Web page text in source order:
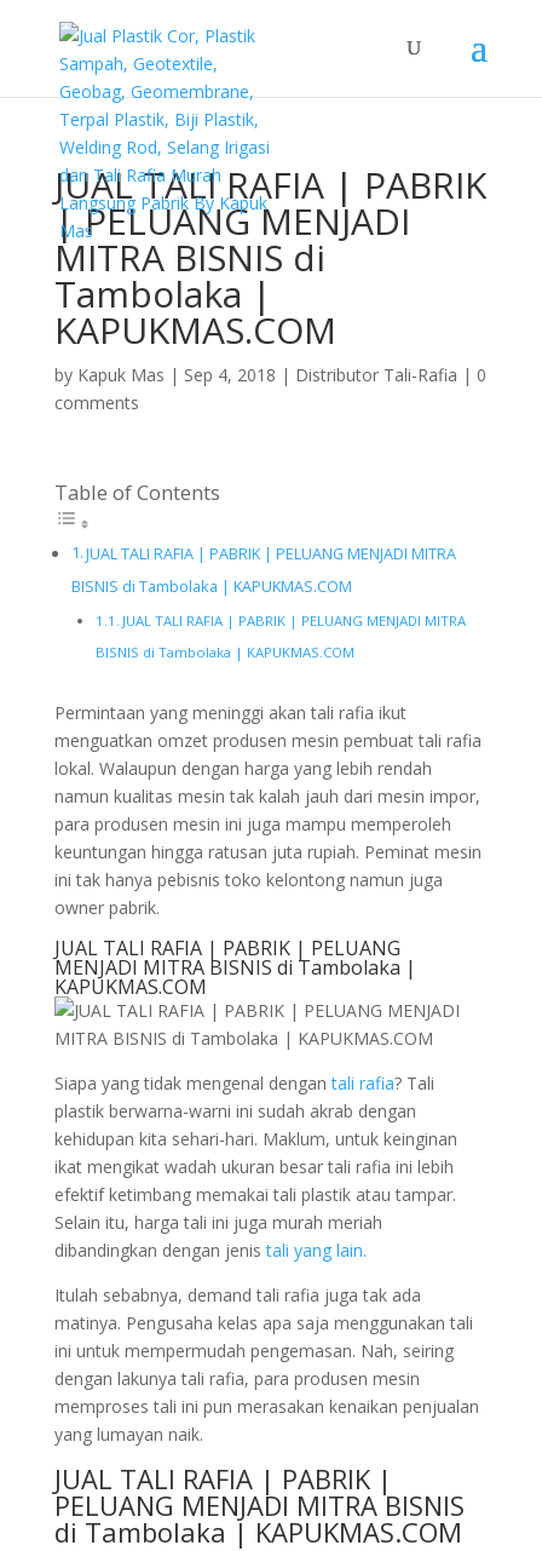
JUAL TALI RAFIA | PABRIK
| PELUANG MENJADI
MITRA BISNIS di
Tambolaka |
KAPUKMAS.COM
by Kapuk Mas | Sep 4, 2018 | Distributor Tali-Rafia | 0
comments
Table of Contents
JUAL TALI RAFIA | PABRIK | PELUANG MENJADI MITRA
BISNIS di Tambolaka | KAPUKMAS.COM
JUAL TALI RAFIA | PABRIK | PELUANG MENJADI MITRA
BISNIS di Tambolaka | KAPUKMAS.COM
Permintaan yang meninggi akan tali rafia ikut
menguatkan omzet produsen mesin pembuat tali rafia
lokal. Walaupun dengan harga yang lebih rendah
namun kualitas mesin tak kalah jauh dari mesin impor,
para produsen mesin ini juga mampu memperoleh
keuntungan hingga ratusan juta rupiah. Peminat mesin
ini tak hanya pebisnis toko kelontong namun juga
owner pabrik.
JUAL TALI RAFIA | PABRIK | PELUANG
MENJADI MITRA BISNIS di Tambolaka |
KAPUKMAS.COM
Siapa yang tidak mengenal dengantali rafia? Tali
plastik berwarna-warni ini sudah akrab dengan
kehidupan kita sehari-hari. Maklum, untuk keinginan
ikat mengikat wadah ukuran besar tali rafia ini lebih
efektif ketimbang memakai tali plastik atau tampar.
Selain itu, harga tali ini juga murah meriah
dibandingkan dengan jenistali yang lain.
Itulah sebabnya, demand tali rafia juga tak ada
matinya. Pengusaha kelas apa saja menggunakan tali
ini untuk mempermudah pengemasan. Nah, seiring
dengan lakunya tali rafia, para produsen mesin
memproses tali ini pun merasakan kenaikan penjualan
yang lumayan naik.
JUAL TALI RAFIA | PABRIK |
PELUANG MENJADI MITRA BISNIS
di Tambolaka | KAPUKMAS.COM